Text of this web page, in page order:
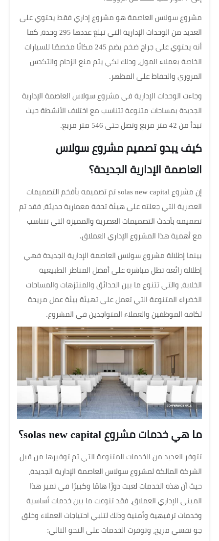
مشروع سولاس العاصمة هو مشروع إداري فقط يحتوي على
العديد من الوحدات الإدارية التي تبلغ عددها 295 وحدة، كما
أنه يحتوي على جراج ضخم يضم 245 مكانًا مخصصًا للسيارات
الخاصة بعملاء المول، وذلك لكي يتم منع الزحام والتكدس
المروري والحفاظ على المظهر.
وجاءت الوحدات الإدارية في مشروع سولاس العاصمة الإدارية
الجديدة بمساحات متنوعة تتناسب مع اختلاف الأنشطة حيث
تبدأ من 42 متر مربع وتصل حتى 546 متر مربع.
كيف يبدو تصميم مشروع سولاس
العاصمة الإدارية الجديدة؟
إن مشروع solas new capital تم تصميمه بأفخم التصميمات
العصرية التي جعلته على هيئة تحفة معمارية حديثة، فقد تم
تصميمه بأحدث التصميمات العصرية والمميزة التي تتناسب
مع أهمية هذا المشروع الإداري العملاق.
بينما إطلالة مشروع سولاس العاصمة الإدارية الجديدة فهي
إطلالة رائعة تطل مباشرة على أفضل المناظر الطبيعية
الخلابة، والتي تتنوع ما بين الحدائق والمنتزهات والمساحات
الخضراء المتنوعة التي تعمل على تهيئة بيئة عمل مريحة
لكافة الموظفين والعملاء المتواجدين في المشروع.
ما هي خدمات مشروع solas new capital؟
تتوفر العديد من الخدمات المتنوعة التي تم توفيرها من قبل
الشركة المالكة لمشروع سولاس العاصمة الإدارية الجديدة،
حيث أن هذه الخدمات لعبت دورًَا هامًا وكبيرًا في تميز هذا
المبنى الإداري العملاق، فقد تنوعت ما بين خدمات أساسية
وخدمات ترفيهية وأمنية وذلك لتلبي احتياجات العملاء وخلق
جو نفسي مريح، وتوفرت الخدمات على النحو التالي: